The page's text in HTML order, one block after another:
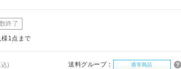
終了
様1点まで
) 送料グループ： 通常商品